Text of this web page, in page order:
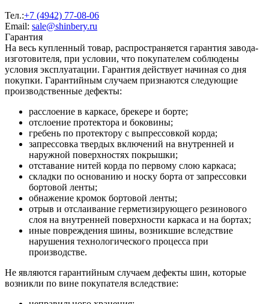
Тел.:+7 (4942) 77-08-06
Email: sale@shinbery.ru
Гарантия
На весь купленный товар, распространяется гарантия завода-
изготовителя, при условии, что покупателем соблюдены
условия эксплуатации. Гарантия действует начиная со дня
покупки. Гарантийным случаем признаются следующие
производственные дефекты:
расслоение в каркасе, брекере и борте;
отслоение протектора и боковины;
гребень по протектору с выпрессовкой корда;
запрессовка твердых включений на внутренней и
наружной поверхностях покрышки;
отставание нитей корда по первому слою каркаса;
складки по основанию и носку борта от запрессовки
бортовой ленты;
обнажение кромок бортовой ленты;
отрыв и отслаивание герметизирующего резинового
слоя на внутренней поверхности каркаса и на бортах;
иные повреждения шины, возникшие вследствие
нарушения технологического процесса при
производстве.
Не являются гарантийным случаем дефекты шин, которые
возникли по вине покупателя вследствие: